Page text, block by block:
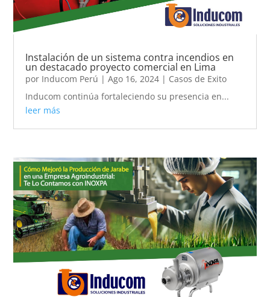
Instalación de un sistema contra incendios en
un destacado proyecto comercial en Lima
por Inducom Perú |Ago 16, 2024 | Casos de Exito
Inducom continúa fortaleciendo su presencia en...
leer más